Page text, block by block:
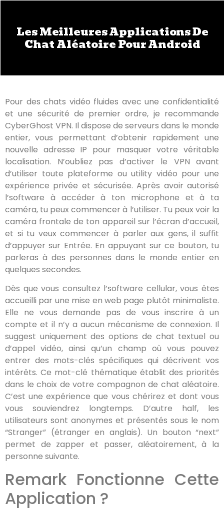
Les Meilleures Applications De
Chat Aléatoire Pour Android
Pour des chats vidéo fluides avec une confidentialité
et une sécurité de premier ordre, je recommande
CyberGhost VPN. Il dispose de serveurs dans le monde
entier, vous permettant d’obtenir rapidement une
nouvelle adresse IP pour masquer votre véritable
localisation. N’oubliez pas d’activer le VPN avant
d’utiliser toute plateforme ou utility vidéo pour une
expérience privée et sécurisée. Après avoir autorisé
l’software à accéder à ton microphone et à ta
caméra, tu peux commencer à l’utiliser. Tu peux voir la
caméra frontale de ton appareil sur l’écran d’accueil,
et si tu veux commencer à parler aux gens, il suffit
d’appuyer sur Entrée. En appuyant sur ce bouton, tu
parleras à des personnes dans le monde entier en
quelques secondes.
Dès que vous consultez l’software cellular, vous êtes
accueilli par une mise en web page plutôt minimaliste.
Elle ne vous demande pas de vous inscrire à un
compte et il n’y a aucun mécanisme de connexion. Il
suggest uniquement des options de chat textuel ou
d’appel vidéo, ainsi qu’un champ où vous pouvez
entrer des mots-clés spécifiques qui décrivent vos
intérêts. Ce mot-clé thématique établit des priorités
dans le choix de votre compagnon de chat aléatoire.
C’est une expérience que vous chérirez et dont vous
vous souviendrez longtemps. D’autre half, les
utilisateurs sont anonymes et présentés sous le nom
“Stranger” (étranger en anglais). Un bouton “next”
permet de zapper et passer, aléatoirement, à la
personne suivante.
Remark Fonctionne Cette
Application ?